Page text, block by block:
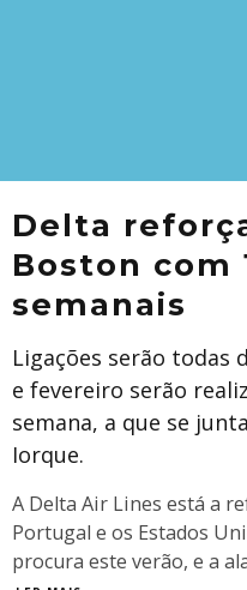
Delta
Boston com
semanais
Ligações serão todas
e fevereiro serão
semana, a que se
Iorque.
A Delta Air Lines está a
Portugal e os Estados
procura este verão, e a